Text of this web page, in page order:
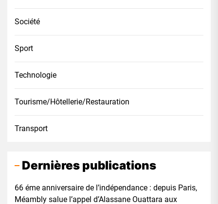
Société
Sport
Technologie
Tourisme/Hôtellerie/Restauration
Transport
Dernières publications
66 éme anniversaire de l’indépendance : depuis Paris,
Méambly salue l’appel d’Alassane Ouattara aux